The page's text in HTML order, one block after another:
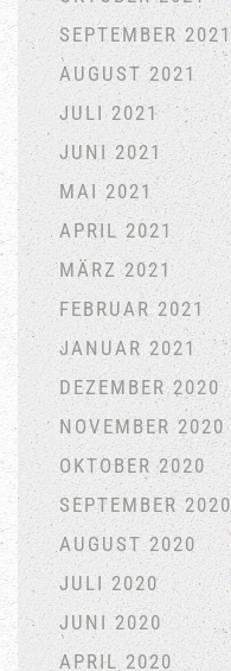
SEPTEMBER 2021
AUGUST 2021
JULI 2021
JUNI 2021
MAI 2021
APRIL 2021
MÄRZ 2021
FEBRUAR 2021
JANUAR 2021
DEZEMBER 2020
NOVEMBER 2020
OKTOBER 2020
SEPTEMBER 2020
AUGUST 2020
JULI 2020
JUNI 2020
APRIL 2020